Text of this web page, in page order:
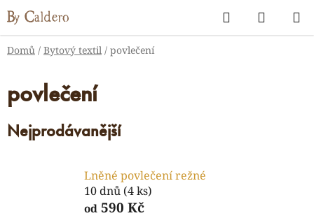
Přejít
na
obsah
Hledat
KOŠÍK
Domů / Bytový textil / povlečení
povlečení
Nejprodávanější
Lněné povlečení režné
10 dnů (4 ks)
od 590 Kč